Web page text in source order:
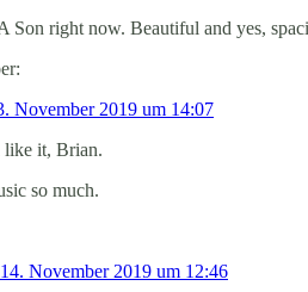
Son right now. Beautiful and yes,
November 2019 um 14:07
like it, Brian.
so much.
November 2019 um 12:46